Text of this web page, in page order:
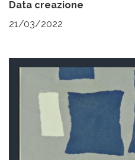
Data creazione
21/03/2022